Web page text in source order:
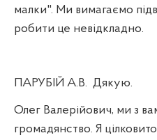
малки". Ми вимагаємо
робити це невідкладно.
ПАРУБІЙ А.В. Дякую.
Олег Валерійович, ми з
громадянство. Я